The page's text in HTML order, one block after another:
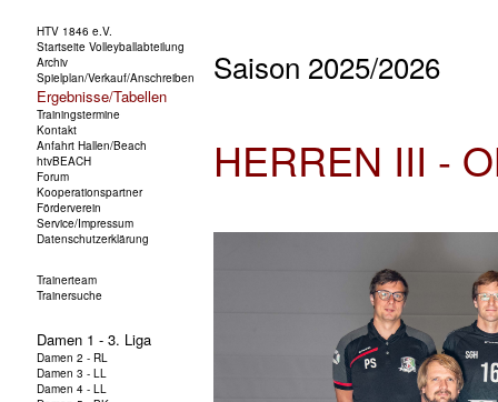
Saison 2025/2026
HERREN III -